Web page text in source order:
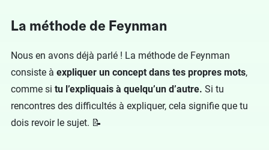
La méthode de Feynman
Nous en avons déjà parlé ! La méthode de Feynman
consiste à expliquer un concept dans tes propres mots,
comme si tu l’expliquais à quelqu’un d’autre. Si tu
rencontres des difficultés à expliquer, cela signifie que tu
dois revoir le sujet. 📝